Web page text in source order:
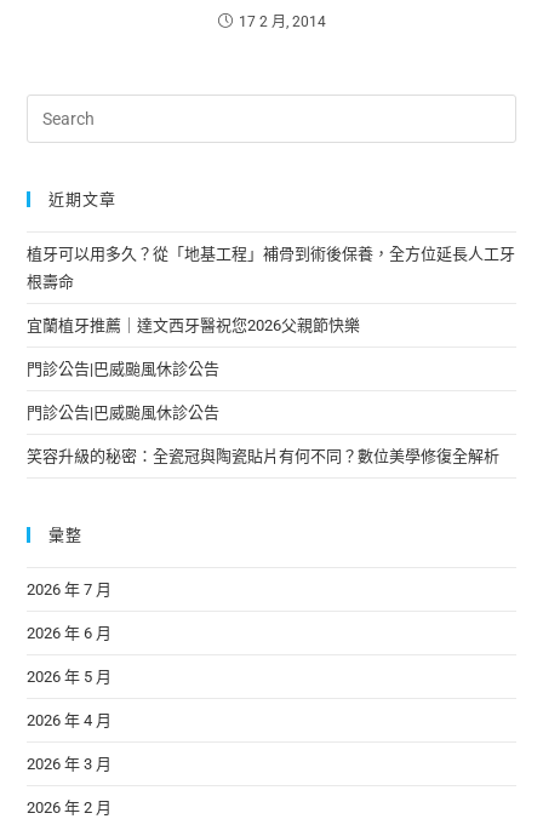
17 2 月, 2014
近期文章
植牙可以用多久？從「地基工程」補骨到術後保養，全方位延長人工牙
根壽命
宜蘭植牙推薦｜達文西牙醫祝您2026父親節快樂
門診公告|巴威颱風休診公告
門診公告|巴威颱風休診公告
笑容升級的秘密：全瓷冠與陶瓷貼片有何不同？數位美學修復全解析
彙整
2026 年 7 月
2026 年 6 月
2026 年 5 月
2026 年 4 月
2026 年 3 月
2026 年 2 月